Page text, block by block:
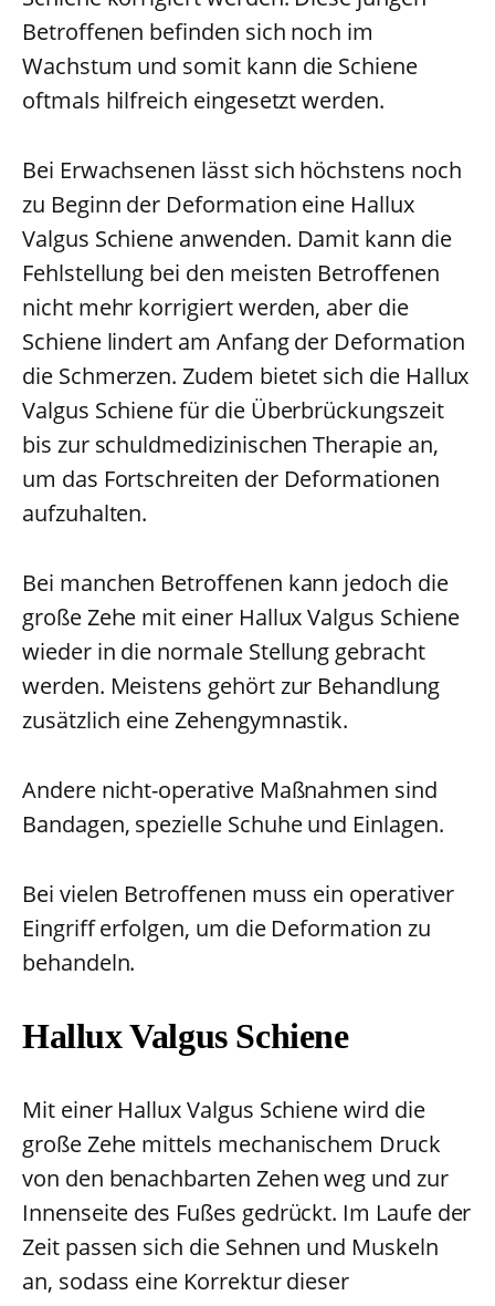
Betroffenen befinden sich noch im
Wachstum und somit kann die Schiene
oftmals hilfreich eingesetzt werden.
Bei Erwachsenen lässt sich höchstens noch
zu Beginn der Deformation eine Hallux
Valgus Schiene anwenden. Damit kann die
Fehlstellung bei den meisten Betroffenen
nicht mehr korrigiert werden, aber die
Schiene lindert am Anfang der Deformation
die Schmerzen. Zudem bietet sich die Hallux
Valgus Schiene für die Überbrückungszeit
bis zur schuldmedizinischen Therapie an,
um das Fortschreiten der Deformationen
aufzuhalten.
Bei manchen Betroffenen kann jedoch die
große Zehe mit einer Hallux Valgus Schiene
wieder in die normale Stellung gebracht
werden. Meistens gehört zur Behandlung
zusätzlich eine Zehengymnastik.
Andere nicht-operative Maßnahmen sind
Bandagen, spezielle Schuhe und Einlagen.
Bei vielen Betroffenen muss ein operativer
Eingriff erfolgen, um die Deformation zu
behandeln.
Hallux Valgus Schiene
Mit einer Hallux Valgus Schiene wird die
große Zehe mittels mechanischem Druck
von den benachbarten Zehen weg und zur
Innenseite des Fußes gedrückt. Im Laufe der
Zeit passen sich die Sehnen und Muskeln
an, sodass eine Korrektur dieser